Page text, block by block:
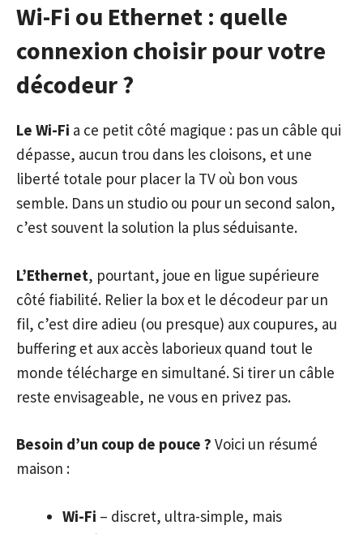
Wi-Fi ou Ethernet : quelle
connexion choisir pour votre
décodeur ?
Le Wi-Fi a ce petit côté magique : pas un câble qui
dépasse, aucun trou dans les cloisons, et une
liberté totale pour placer la TV où bon vous
semble. Dans un studio ou pour un second salon,
c’est souvent la solution la plus séduisante.
L’Ethernet, pourtant, joue en ligue supérieure
côté fiabilité. Relier la box et le décodeur par un
fil, c’est dire adieu (ou presque) aux coupures, au
buffering et aux accès laborieux quand tout le
monde télécharge en simultané. Si tirer un câble
reste envisageable, ne vous en privez pas.
Besoin d’un coup de pouce ? Voici un résumé
maison :
Wi-Fi – discret, ultra-simple, mais